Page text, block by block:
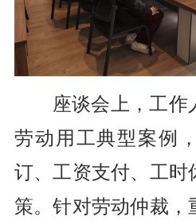
座谈会上，工
劳动用工典型案例
订、工资支付、工
策。针对劳动仲裁